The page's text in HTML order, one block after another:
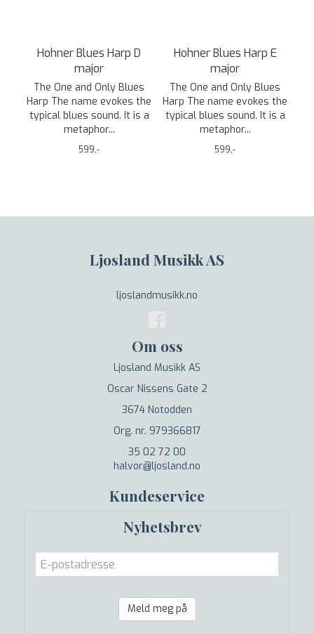
Hohner Blues Harp D
major
The One and Only Blues
Harp The name evokes the
typical blues sound. It is a
metaphor...
599,-
Hohner Blues Harp E
major
The One and Only Blues
Harp The name evokes the
typical blues sound. It is a
metaphor...
599,-
Ljosland Musikk AS
ljoslandmusikk.no
Om oss
Ljosland Musikk AS
Oscar Nissens Gate 2
3674 Notodden
Org. nr. 979366817
35 02 72 00
halvor@ljosland.no
Kundeservice
Nyhetsbrev
Meld meg på